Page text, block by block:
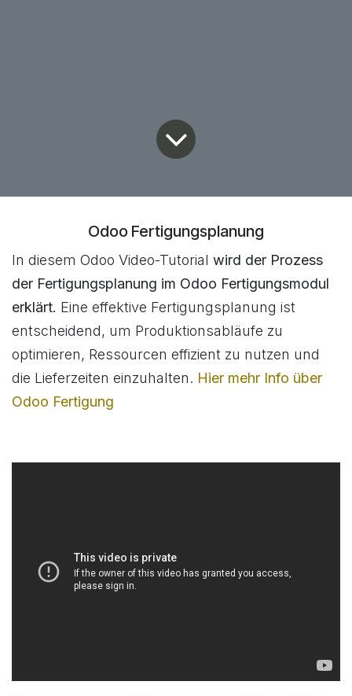
Odoo Fertigungsplanung
In diesem Odoo Video-Tutorial wird der Prozess
der Fertigungsplanung im Odoo Fertigungsmodul
erklärt. Eine effektive Fertigungsplanung ist
entscheidend, um Produktionsabläufe zu
optimieren, Ressourcen effizient zu nutzen und
die Lieferzeiten einzuhalten. Hier mehr Info über
Odoo Fertigung